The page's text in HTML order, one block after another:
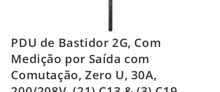
PDU de Bastidor 2G, Com
Medição por Saída com
Comutação, Zero U, 30A,